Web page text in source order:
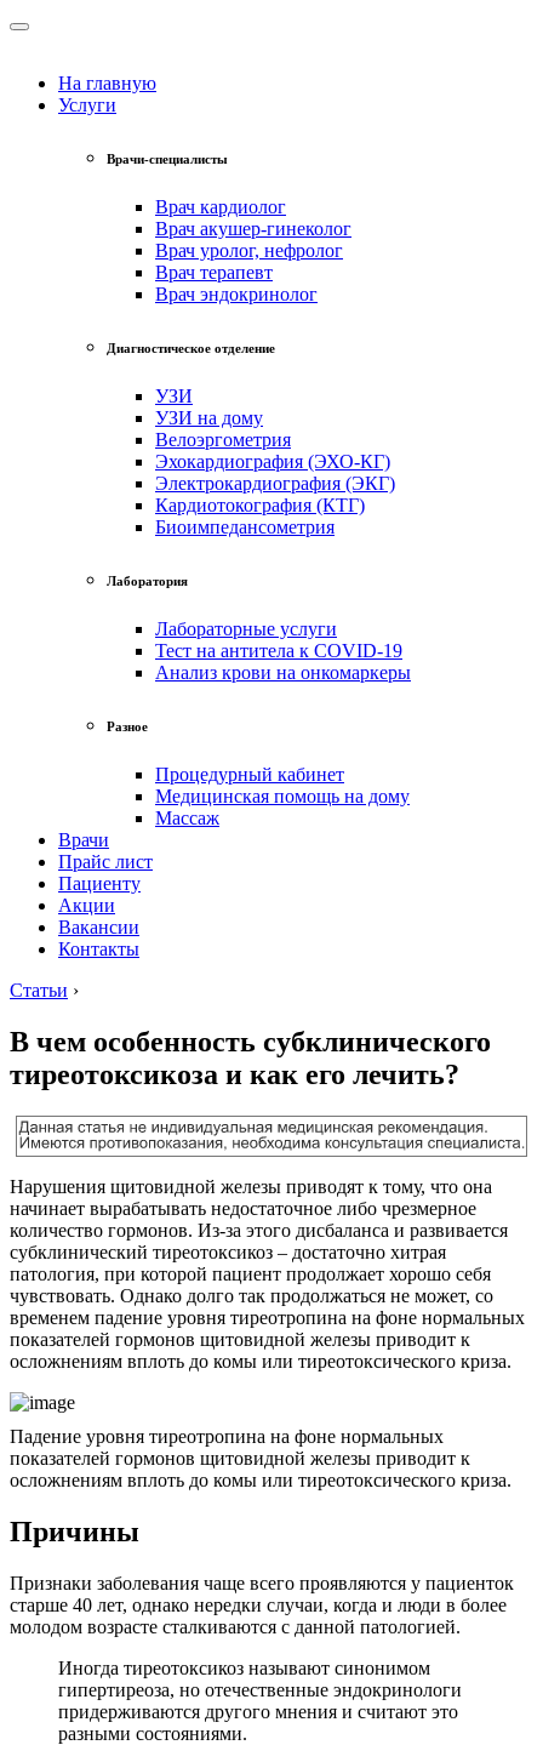
На главную
Услуги
Врачи-специалисты
Врач кардиолог
Врач акушер-гинеколог
Врач уролог, нефролог
Врач терапевт
Врач эндокринолог
Диагностическое отделение
УЗИ
УЗИ на дому
Велоэргометрия
Эхокардиография (ЭХО-КГ)
Электрокардиография (ЭКГ)
Кардиотокография (КТГ)
Биоимпедансометрия
Лаборатория
Лабораторные услуги
Тест на антитела к COVID-19
Анализ крови на онкомаркеры
Разное
Процедурный кабинет
Медицинская помощь на дому
Массаж
Врачи
Прайс лист
Пациенту
Акции
Вакансии
Контакты
Статьи ›
В чем особенность субклинического
тиреотоксикоза и как его лечить?
Нарушения щитовидной железы приводят к тому, что она
начинает вырабатывать недостаточное либо чрезмерное
количество гормонов. Из-за этого дисбаланса и развивается
субклинический тиреотоксикоз – достаточно хитрая
патология, при которой пациент продолжает хорошо себя
чувствовать. Однако долго так продолжаться не может, со
временем падение уровня тиреотропина на фоне нормальных
показателей гормонов щитовидной железы приводит к
осложнениям вплоть до комы или тиреотоксического криза.
Падение уровня тиреотропина на фоне нормальных
показателей гормонов щитовидной железы приводит к
осложнениям вплоть до комы или тиреотоксического криза.
Причины
Признаки заболевания чаще всего проявляются у пациенток
старше 40 лет, однако нередки случаи, когда и люди в более
молодом возрасте сталкиваются с данной патологией.
Иногда тиреотоксикоз называют синонимом
гипертиреоза, но отечественные эндокринологи
придерживаются другого мнения и считают это
разными состояниями.